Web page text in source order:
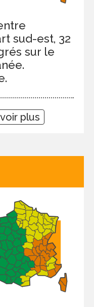
sud-est, 32
sur le
plus